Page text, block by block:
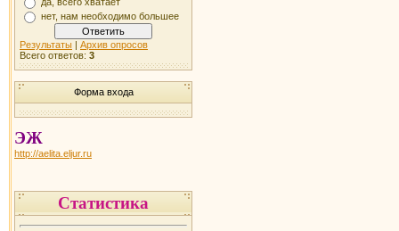
нет, нам необходимо большее
Результаты | Архив опросов
Всего ответов: 3
Форма входа
ЭЖ
http://aelita.eljur.ru
Статистика